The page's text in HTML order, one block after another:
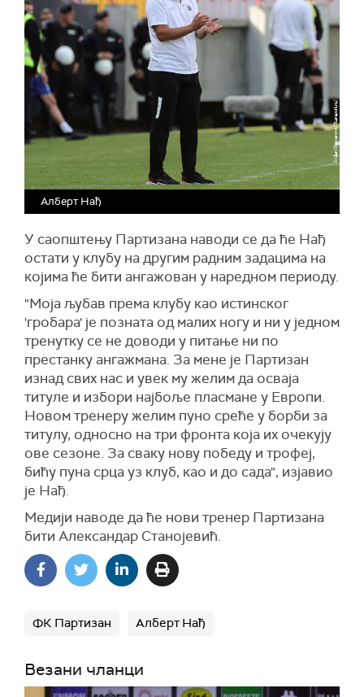
Алберт Нађ
У саопштењу Партизана наводи се да ће Нађ
остати у клубу на другим радним задацима на
којима ће бити ангажован у наредном периоду.
"Моја љубав према клубу као истинског
'гробара' је позната од малих ногу и ни у једном
тренутку се не доводи у питање ни по
престанку ангажмана. За мене је Партизан
изнад свих нас и увек му желим да осваја
титуле и избори најбоље пласмане у Европи.
Новом тренеру желим пуно среће у борби за
титулу, односно на три фронта која их очекују
ове сезоне. За сваку нову победу и трофеј,
бићу пуна срца уз клуб, као и до сада", изјавио
је Нађ.
Медији наводе да ће нови тренер Партизана
бити Александар Станојевић.
ФК Партизан Алберт Нађ
Везани чланци